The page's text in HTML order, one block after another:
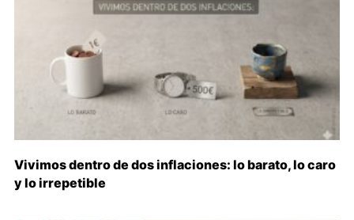
Vivimos dentro de dos inflaciones: lo barato, lo caro
y lo irrepetible